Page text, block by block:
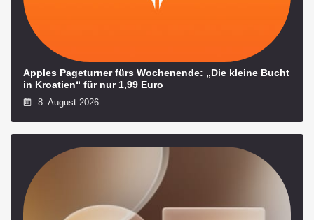
Apples Pageturner fürs Wochenende: „Die kleine Bucht
in Kroatien“ für nur 1,99 Euro
8. August 2026